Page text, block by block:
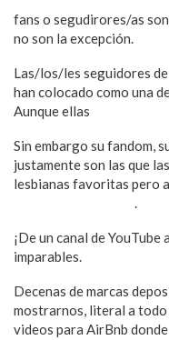
fans o segudirores/as
no son la excepción.
Las/los/les seguidores de
han colocado como una
Aunque ellas
Sin embargo su fandom,
justamente son las que
lesbianas favoritas pero
.
¡De un canal de
imparables.
Decenas de marcas
mostrarnos, literal a todo
videos para AirBnb